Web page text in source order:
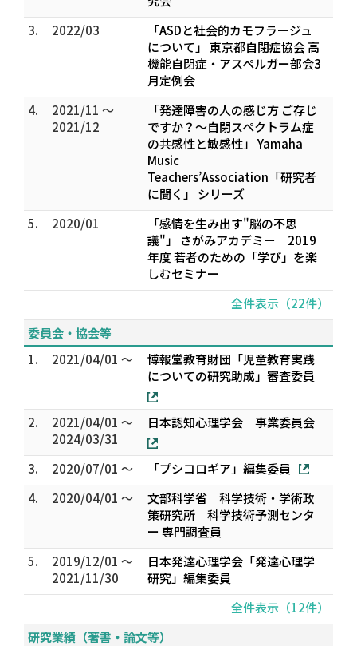
3.
2022/03
「ASDと社会的カモフラージュ
について」 東京都自閉症協会 高
機能自閉症・アスペルガー部会3
月定例会
4.
2021/11 ～
2021/12
「発達障害の人の感じ方 ご存じ
ですか？～自閉スペクトラム症
の共感性と敏感性」 Yamaha
Music
Teachers’Association「研究者
に聞く」 シリーズ
5.
2020/01
「感情を生み出す"脳の不思
議"」 さがみアカデミー 2019
年度 若者のための「学び」を楽
しむセミナー
全件表示（22件）
委員会・協会等
1.
2021/04/01 ～
博報堂教育財団「児童教育実践
についての研究助成」審査委員
2.
2021/04/01 ～
2024/03/31
日本認知心理学会 事業委員会
3. 2020/07/01 ～
「プシコロギア」編集委員
4.
2020/04/01 ～
文部科学省 科学技術・学術政
策研究所 科学技術予測センタ
ー 専門調査員
5.
2019/12/01 ～
2021/11/30
日本発達心理学会「発達心理学
研究」編集委員
全件表示（12件）
研究業績（著書・論文等）